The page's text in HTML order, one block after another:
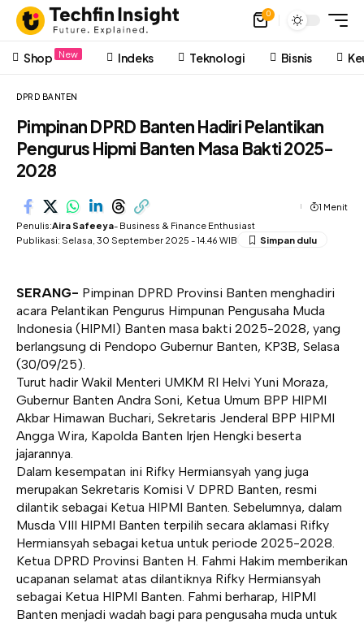
0
Shop New Indeks Teknologi Bisnis
DPRD BANTEN
Pimpinan DPRD Banten Hadiri Pelantikan
Pengurus Hipmi Banten Masa Bakti 2025-
2028
Penulis:Aira Safeeya- Business & Finance Enthusiast
Publikasi: Selasa, 30 September 2025 - 14.46 WIB
1 Menit
SERANG- Pimpinan DPRD Provinsi Banten menghadiri
acara Pelantikan Pengurus Himpunan Pengusaha Muda
Indonesia (HIPMI) Banten masa bakti 2025-2028, yang
berlangsung di Pendopo Gubernur Banten, KP3B, Selasa
(30/09/25).
Turut hadir Wakil Menteri UMKM RI Helvi Yuni Moraza,
Gubernur Banten Andra Soni, Ketua Umum BPP HIPMI
Akbar Himawan Buchari, Sekretaris Jenderal BPP HIPMI
Angga Wira, Kapolda Banten Irjen Hengki beserta
jajarannya.
Dalam kesempatan ini Rifky Hermiansyah yang juga
merupakan Sekretaris Komisi V DPRD Banten, resmi
dilantik sebagai Ketua HIPMI Banten. Sebelumnya, dalam
Musda VIII HIPMI Banten terpilih secara aklamasi Rifky
Hermiansyah sebagai ketua untuk periode 2025-2028.
Ketua DPRD Provinsi Banten H. Fahmi Hakim memberikan
ucapanan selamat atas dilantiknya Rifky Hermiansyah
sebagai Ketua HIPMI Banten. Fahmi berharap, HIPMI
Banten menjadi wadah bagi para pengusaha muda untuk